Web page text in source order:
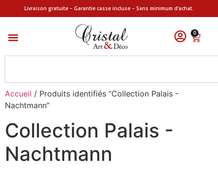
Livraison gratuite – Garantie casse incluse – Sans minimum d’achat.
0
Accueil / Produits identifiés “Collection Palais -
Nachtmann”
Collection Palais -
Nachtmann